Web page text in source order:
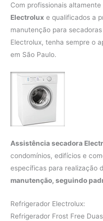
Com profissionais
Electrolux e qualificados a
manutenção para
Electrolux, tenha sempre o
em São Paulo.
Assistência secadora
condomínios, edifícios e
específicas para realização
manutenção, seguindo
Refrigerador Electrolux:
Refrigerador Frost Free